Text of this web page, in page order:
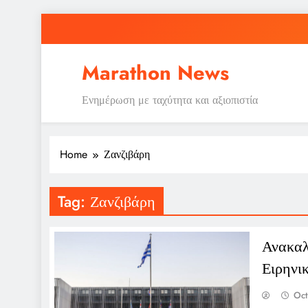
Marathon News
Ενημέρωση με ταχύτητα και αξιοπιστία
Home Ζανζιβάρη
Tag: Ζανζιβάρη